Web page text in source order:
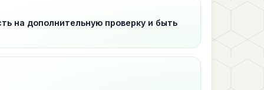
на дополнительную проверку и быть